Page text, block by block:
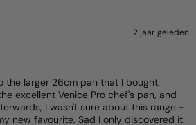
2 jaar geleden
the larger 26cm pan that I bought.
excellent Venice Pro chef's pan, and
I wasn't sure about this range -
new favourite. Sad I only discovered it